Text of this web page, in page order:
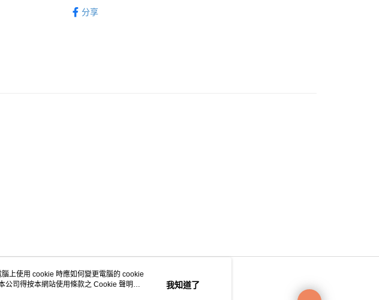
每筆HK$100.00，滿HK$500.00或以上免運費
油 分享
客戶服務
上使用 cookie 時應如何變更電腦的 cookie
公司得按本網站使用條款之 Cookie 聲明使
我知道了